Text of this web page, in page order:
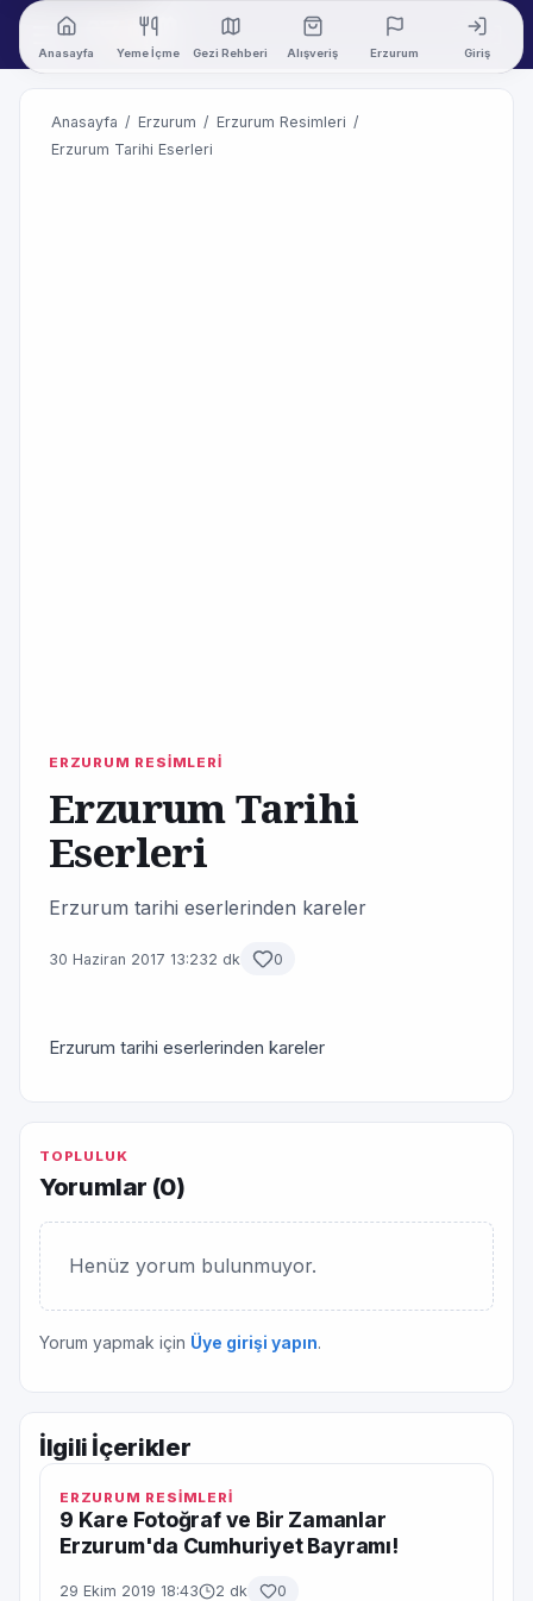
Anasayfa Yeme İçme Gezi Rehberi Alışveriş Erzurum Giriş
Anasayfa / Erzurum / Erzurum Resimleri /
Erzurum Tarihi Eserleri
ERZURUM RESİMLERİ
Erzurum Tarihi
Eserleri
Erzurum tarihi eserlerinden kareler
30 Haziran 2017 13:232 dk 0
Erzurum tarihi eserlerinden kareler
TOPLULUK
Yorumlar (0)
Henüz yorum bulunmuyor.
Yorum yapmak için Üye girişi yapın.
İlgili İçerikler
ERZURUM RESİMLERİ
9 Kare Fotoğraf ve Bir Zamanlar
Erzurum'da Cumhuriyet Bayramı!
29 Ekim 2019 18:43 2 dk 0